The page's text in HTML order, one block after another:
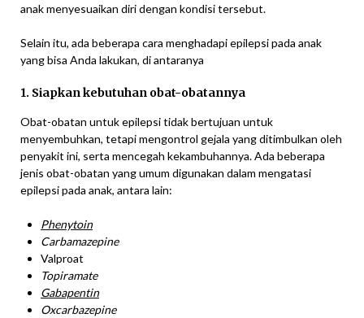
anak menyesuaikan diri dengan kondisi tersebut.
Selain itu, ada beberapa cara menghadapi epilepsi pada anak
yang bisa Anda lakukan, di antaranya
1. Siapkan kebutuhan obat-obatannya
Obat-obatan untuk epilepsi tidak bertujuan untuk
menyembuhkan, tetapi mengontrol gejala yang ditimbulkan oleh
penyakit ini, serta mencegah kekambuhannya. Ada beberapa
jenis obat-obatan yang umum digunakan dalam mengatasi
epilepsi pada anak, antara lain:
Phenytoin
Carbamazepine
Valproat
Topiramate
Gabapentin
Oxcarbazepine